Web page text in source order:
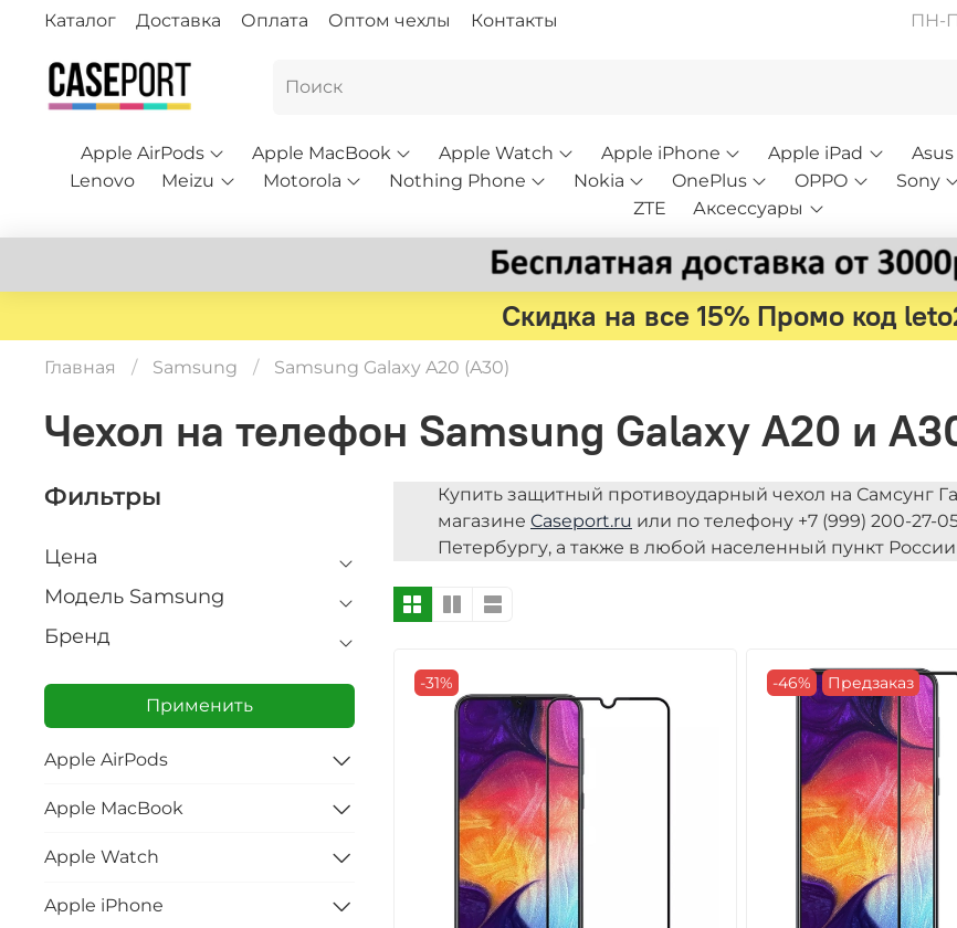
Каталог Доставка Оплата Оптом чехлы Контакты ПН-
Apple AirPods Apple MacBook Apple Watch Apple iPhone Apple iPad Asus
Lenovo
Meizu Motorola Nothing Phone Nokia OnePlus OPPO Sony
ZTE
Аксессуары
Скидка на все 15% Промо код
Главная Samsung Samsung Galaxy A20 (A30)
Чехол на телефон Samsung Galaxy A20 и
Купить защитный противоударный чехол на Самсунг
магазине Caseport.ru или по телефону +7 (999) 200-27-
Петербургу, а также в любой населенный пункт
-31% -46% Предзаказ
Фильтры
Цена
Модель Samsung
Бренд
Применить
Apple AirPods
Apple MacBook
Apple Watch
Apple iPhone